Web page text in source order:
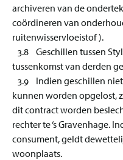
archiveren van de
coördineren van
ruitenwisservloeistof ).
3.8 Geschillen tussen
tussenkomst van derden
3.9 Indien geschillen
kunnen worden opgelost,
dit contract worden
rechter te ‘s Gravenhage.
consument, geldt
woonplaats.